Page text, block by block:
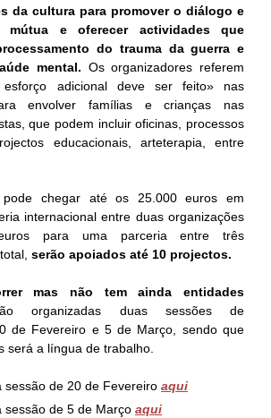
da cultura para promover o diálogo e
mútua e oferecer actividades que
do trauma da guerra e
mental. Os organizadores referem
adicional deve ser feito» nas
envolver famílias e crianças nas
que podem incluir oficinas, processos
educacionais, arteterapia, entre
pode chegar até os 25.000 euros em
internacional entre duas organizações
para uma parceria entre três
serão apoiados até 10 projectos.
mas não tem ainda entidades
organizadas duas sessões de
de Fevereiro e 5 de Março, sendo que
será a língua de trabalho.
sessão de 20 de Fevereiro aqui
sessão de 5 de Março aqui